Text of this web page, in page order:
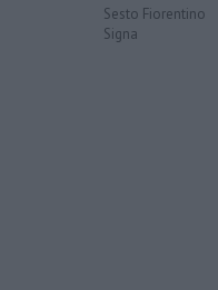
Sesto Fiorentino
Signa